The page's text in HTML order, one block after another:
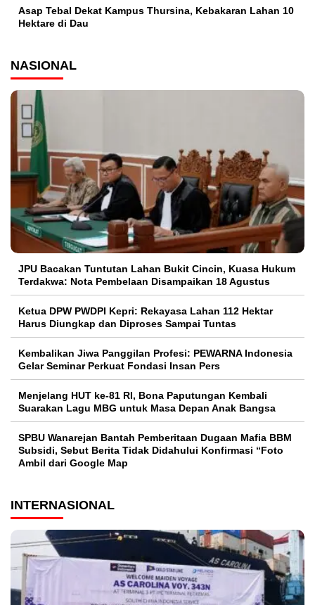
Asap Tebal Dekat Kampus Thursina, Kebakaran Lahan 10
Hektare di Dau
NASIONAL
JPU Bacakan Tuntutan Lahan Bukit Cincin, Kuasa Hukum
Terdakwa: Nota Pembelaan Disampaikan 18 Agustus
Ketua DPW PWDPI Kepri: Rekayasa Lahan 112 Hektar
Harus Diungkap dan Diproses Sampai Tuntas
Kembalikan Jiwa Panggilan Profesi: PEWARNA Indonesia
Gelar Seminar Perkuat Fondasi Insan Pers
Menjelang HUT ke-81 RI, Bona Paputungan Kembali
Suarakan Lagu MBG untuk Masa Depan Anak Bangsa
SPBU Wanarejan Bantah Pemberitaan Dugaan Mafia BBM
Subsidi, Sebut Berita Tidak Didahului Konfirmasi “Foto
Ambil dari Google Map
INTERNASIONAL